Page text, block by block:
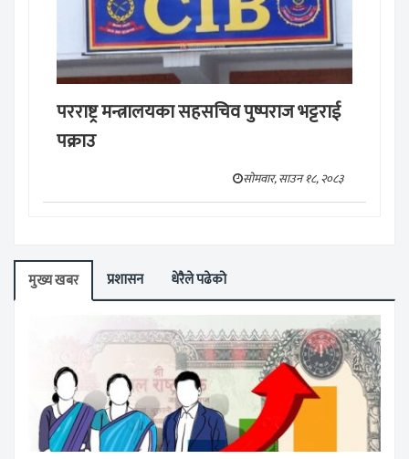
परराष्ट्र मन्त्रालयका सहसचिव पुष्पराज भट्टराई
पक्राउ
सोमवार, साउन १८, २०८३
मुख्य खबर प्रशासन धेरैले पढेको